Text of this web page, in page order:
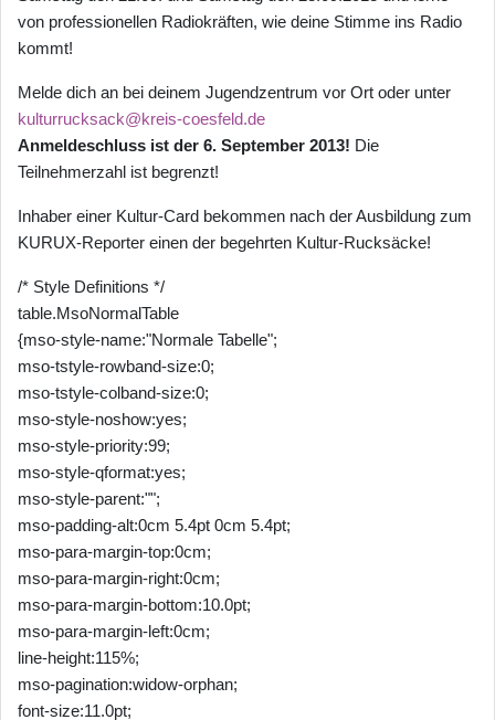
von professionellen Radiokräften, wie deine Stimme ins Radio
kommt!
Melde dich an bei deinem Jugendzentrum vor Ort oder unter
kulturrucksack@kreis-coesfeld.de
Anmeldeschluss ist der 6. September 2013! Die
Teilnehmerzahl ist begrenzt!
Inhaber einer Kultur-Card bekommen nach der Ausbildung zum
KURUX-Reporter einen der begehrten Kultur-Rucksäcke!
/* Style Definitions */
table.MsoNormalTable
{mso-style-name:"Normale Tabelle";
mso-tstyle-rowband-size:0;
mso-tstyle-colband-size:0;
mso-style-noshow:yes;
mso-style-priority:99;
mso-style-qformat:yes;
mso-style-parent:"";
mso-padding-alt:0cm 5.4pt 0cm 5.4pt;
mso-para-margin-top:0cm;
mso-para-margin-right:0cm;
mso-para-margin-bottom:10.0pt;
mso-para-margin-left:0cm;
line-height:115%;
mso-pagination:widow-orphan;
font-size:11.0pt;